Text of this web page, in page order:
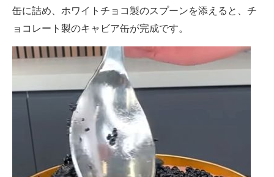
缶に詰め、ホワイトチョコ製のスプーンを添えると、チ
ョコレート製のキャビア缶が完成です。